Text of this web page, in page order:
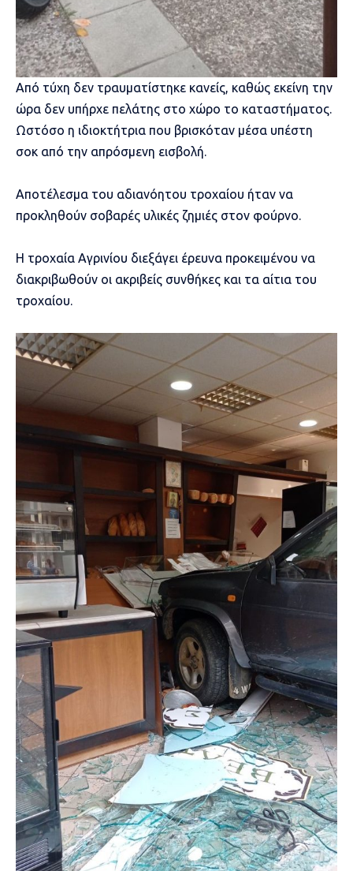
Από τύχη δεν τραυματίστηκε κανείς, καθώς εκείνη την
ώρα δεν υπήρχε πελάτης στο χώρο το καταστήματος.
Ωστόσο η ιδιοκτήτρια που βρισκόταν μέσα υπέστη
σοκ από την απρόσμενη εισβολή.
Αποτέλεσμα του αδιανόητου τροχαίου ήταν να
προκληθούν σοβαρές υλικές ζημιές στον φούρνο.
Η τροχαία Αγρινίου διεξάγει έρευνα προκειμένου να
διακριβωθούν οι ακριβείς συνθήκες και τα αίτια του
τροχαίου.